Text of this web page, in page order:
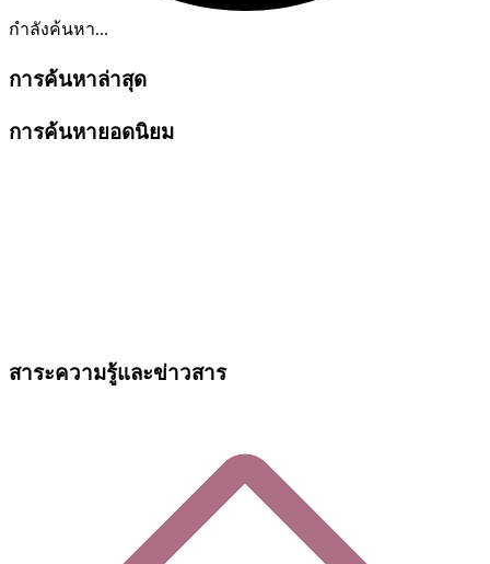
กำลังค้นหา...
การค้นหาล่าสุด
การค้นหายอดนิยม
สาระความรู้และข่าวสาร